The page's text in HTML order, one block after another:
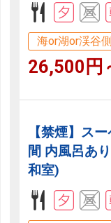
海or湖or渓谷側
26,500円
【禁煙】ス
間 内風呂あ
和室)